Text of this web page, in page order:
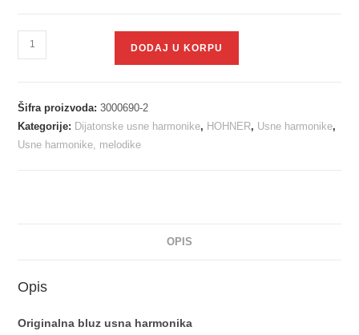
DODAJ U KORPU
Šifra proizvoda:3000690-2
Kategorije: Dijatonske usne harmonike, HOHNER, Usne harmonike,
Usne harmonike, melodike
OPIS
Opis
Originalna bluz usna harmonika